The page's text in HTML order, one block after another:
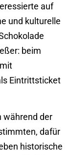
auf
und kulturelle
beim
Eintrittsticket
während der
dafür
historische